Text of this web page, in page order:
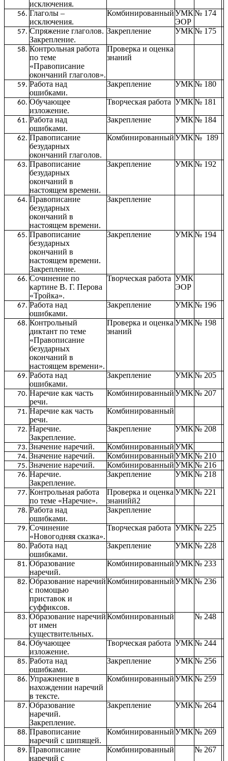
исключения.
Глаголы –
исключения.
КомбинированныйУМК
ЭОР
№ 174
Спряжение глаголов.
Закрепление.
Закрепление УМК№ 175
Контрольная работа
по теме
«Правописание
окончаний глаголов».
Проверка и оценка
знаний
Работа над
ошибками.
Закрепление УМК№ 180
Обучающее
изложение.
Творческая работа УМК№ 181
Работа над
ошибками.
Закрепление УМК№ 184
Правописание
безударных
окончаний глаголов.
КомбинированныйУМК№ 189
Правописание
безударных
окончаний в
настоящем времени.
Закрепление УМК№ 192
Правописание
безударных
окончаний в
настоящем времени.
Закрепление
Правописание
безударных
окончаний в
настоящем времени.
Закрепление.
Закрепление УМК№ 194
Сочинение по
картине В. Г. Перова
«Тройка».
Творческая работа УМК
ЭОР
Работа над
ошибками.
Закрепление УМК№ 196
Контрольный
диктант по теме
«Правописание
безударных
окончаний в
настоящем времени».
Проверка и оценка
знаний
УМК№ 198
Работа над
ошибками.
Закрепление УМК№ 205
Наречие как часть
речи.
КомбинированныйУМК№ 207
Наречие как часть
речи.
Комбинированный
Наречие.
Закрепление.
Закрепление УМК№ 208
Значение наречий. КомбинированныйУМК
Значение наречий.
КомбинированныйУМК№ 210
Значение наречий.
КомбинированныйУМК№ 216
Наречие.
Закрепление.
Закрепление УМК№ 218
Контрольная работа
по теме «Наречие».
Проверка и оценка
знанийй2
УМК№ 221
Работа над
ошибками.
Закрепление
Сочинение
«Новогодняя сказка».
Творческая работа УМК№ 225
Работа над
ошибками.
Закрепление УМК№ 228
Образование
наречий.
КомбинированныйУМК№ 233
Образование наречий
с помощью
приставок и
суффиксов.
КомбинированныйУМК№ 236
Образование наречий
от имен
существительных.
Комбинированный № 248
Обучающее
изложение.
Творческая работа УМК№ 244
Работа над
ошибками.
Закрепление УМК№ 256
Упражнение в
нахождении наречий
в тексте.
КомбинированныйУМК№ 259
Образование
наречий.
Закрепление.
Закрепление УМК№ 264
Правописание
наречий с шипящей.
КомбинированныйУМК№ 269
Правописание
наречий с
Комбинированный № 267